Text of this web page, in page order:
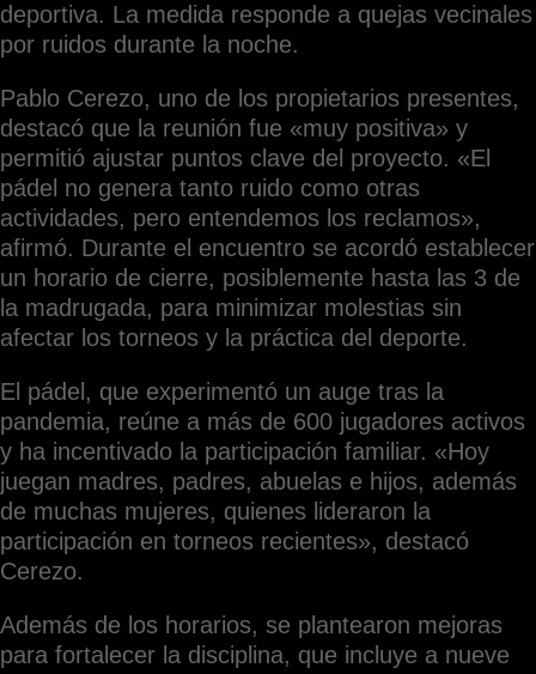
deportiva. La medida responde a quejas vecinales
por ruidos durante la noche.
Pablo Cerezo, uno de los propietarios presentes,
destacó que la reunión fue «muy positiva» y
permitió ajustar puntos clave del proyecto. «El
pádel no genera tanto ruido como otras
actividades, pero entendemos los reclamos»,
afirmó. Durante el encuentro se acordó establecer
un horario de cierre, posiblemente hasta las 3 de
la madrugada, para minimizar molestias sin
afectar los torneos y la práctica del deporte.
El pádel, que experimentó un auge tras la
pandemia, reúne a más de 600 jugadores activos
y ha incentivado la participación familiar. «Hoy
juegan madres, padres, abuelas e hijos, además
de muchas mujeres, quienes lideraron la
participación en torneos recientes», destacó
Cerezo.
Además de los horarios, se plantearon mejoras
para fortalecer la disciplina, que incluye a nueve